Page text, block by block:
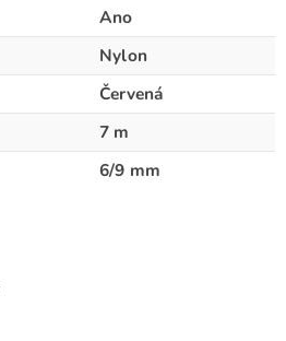
Ano
Nylon
Červená
7 m
6/9 mm